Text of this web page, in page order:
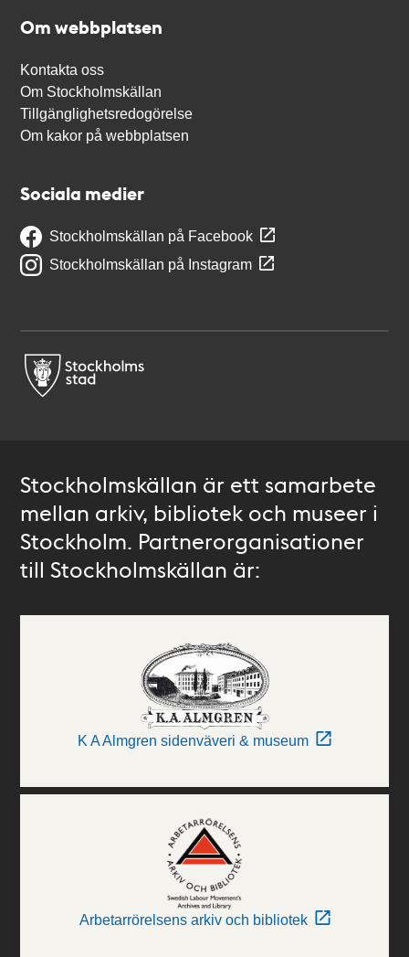
Om webbplatsen
Kontakta oss
Om Stockholmskällan
Tillgänglighetsredogörelse
Om kakor på webbplatsen
Sociala medier
Stockholmskällan på Facebook
Stockholmskällan på Instagram
Stockholmskällan är ett samarbete
mellan arkiv, bibliotek och museer i
Stockholm. Partnerorganisationer
till Stockholmskällan är:
K A Almgren sidenväveri & museum
Arbetarrörelsens arkiv och bibliotek